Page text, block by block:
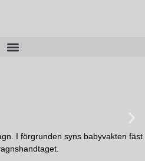
når dit barn